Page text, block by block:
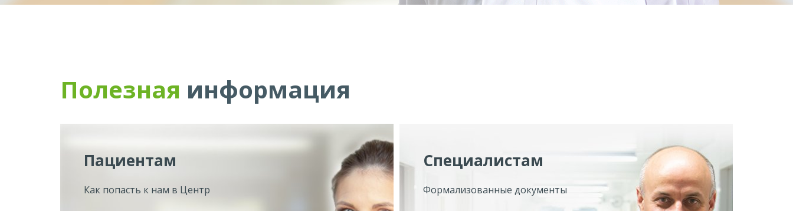
Полезная информация
Пациентам
Как попасть к нам в Центр
Специалистам
Формализованные документы